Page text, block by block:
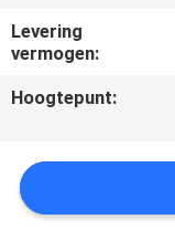
EEN
OFFERTE
РУССКИЙ
САЙТ
Levering
vermogen:
Hoogtepunt: